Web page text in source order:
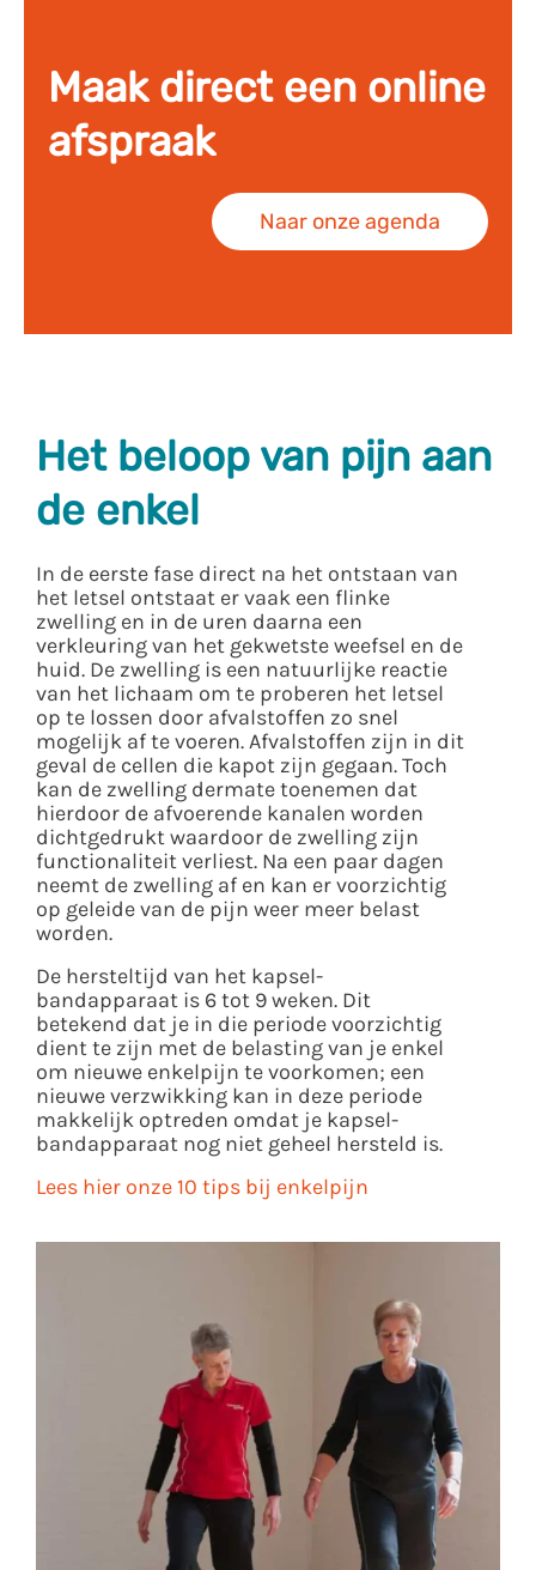
Maak direct een online
afspraak
Naar onze agenda
Het beloop van pijn aan
de enkel
In de eerste fase direct na het ontstaan van
het letsel ontstaat er vaak een flinke
zwelling en in de uren daarna een
verkleuring van het gekwetste weefsel en de
huid. De zwelling is een natuurlijke reactie
van het lichaam om te proberen het letsel
op te lossen door afvalstoffen zo snel
mogelijk af te voeren. Afvalstoffen zijn in dit
geval de cellen die kapot zijn gegaan. Toch
kan de zwelling dermate toenemen dat
hierdoor de afvoerende kanalen worden
dichtgedrukt waardoor de zwelling zijn
functionaliteit verliest. Na een paar dagen
neemt de zwelling af en kan er voorzichtig
op geleide van de pijn weer meer belast
worden.
De hersteltijd van het kapsel-
bandapparaat is 6 tot 9 weken. Dit
betekend dat je in die periode voorzichtig
dient te zijn met de belasting van je enkel
om nieuwe enkelpijn te voorkomen; een
nieuwe verzwikking kan in deze periode
makkelijk optreden omdat je kapsel-
bandapparaat nog niet geheel hersteld is.
Lees hier onze 10 tips bij enkelpijn